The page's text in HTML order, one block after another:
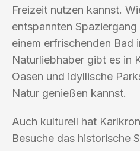
Freizeit nutzen kannst.
entspannten
einem erfrischenden Bad
Naturliebhaber gibt es in
Oasen und idyllische
Natur genießen kannst.
Auch kulturell hat
Besuche das historische